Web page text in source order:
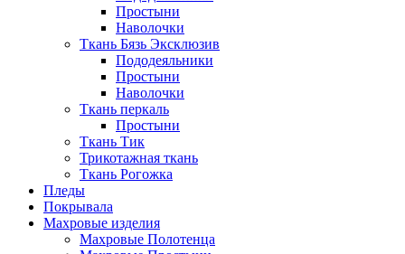
Простыни
Наволочки
Ткань Бязь Эксклюзив
Пододеяльники
Простыни
Наволочки
Ткань перкаль
Простыни
Ткань Тик
Трикотажная ткань
Ткань Рогожка
Пледы
Покрывала
Махровые изделия
Махровые Полотенца